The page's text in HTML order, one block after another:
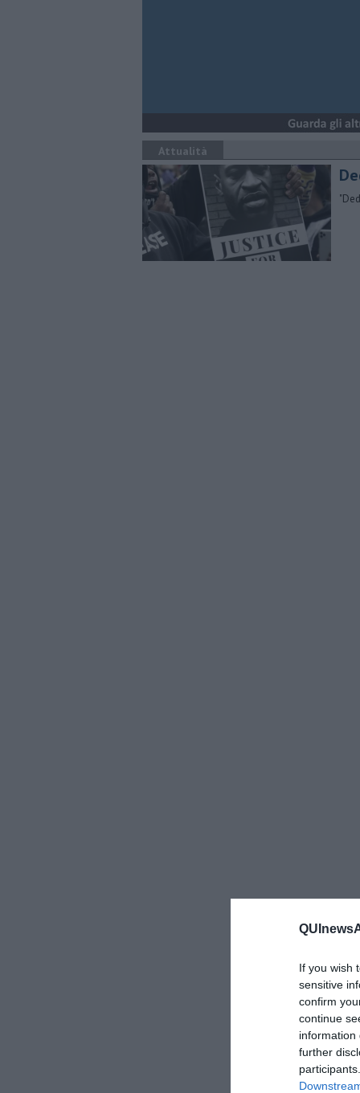
If you wish
sensitive
confirm
continue
information
further
Attualità